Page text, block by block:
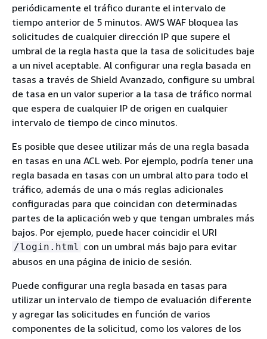
periódicamente el tráfico durante el intervalo de
tiempo anterior de 5 minutos. AWS WAF bloquea las
solicitudes de cualquier dirección IP que supere el
umbral de la regla hasta que la tasa de solicitudes baje
a un nivel aceptable. Al configurar una regla basada en
tasas a través de Shield Avanzado, configure su umbral
de tasa en un valor superior a la tasa de tráfico normal
que espera de cualquier IP de origen en cualquier
intervalo de tiempo de cinco minutos.
Es posible que desee utilizar más de una regla basada
en tasas en una ACL web. Por ejemplo, podría tener una
regla basada en tasas con un umbral alto para todo el
tráfico, además de una o más reglas adicionales
configuradas para que coincidan con determinadas
partes de la aplicación web y que tengan umbrales más
bajos. Por ejemplo, puede hacer coincidir el URI
/login.html con un umbral más bajo para evitar
abusos en una página de inicio de sesión.
Puede configurar una regla basada en tasas para
utilizar un intervalo de tiempo de evaluación diferente
y agregar las solicitudes en función de varios
componentes de la solicitud, como los valores de los